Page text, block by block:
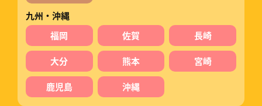
九州・沖縄
福岡
佐賀 長崎
大分 熊本 宮崎
鹿児島 沖縄